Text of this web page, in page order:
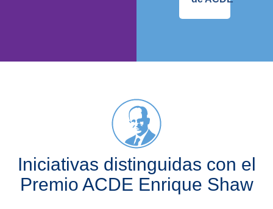
Iniciativas distinguidas con el
Premio ACDE Enrique Shaw